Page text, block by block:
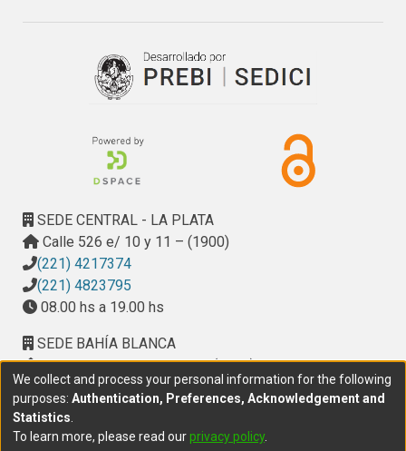
realidad y discurso que propicia la existencia del εἴδωλον,
estos conceptos se vuelven elementos centrales en la
argumentación de la protagonista. La defensa de Helena no
desagravio entonces culmina en su apoteosis y esta
permite al lector moderno apreciar la tragedia como un todo
SEDE CENTRAL - LA PLATA
Calle 526 e/ 10 y 11 – (1900)
(221) 4217374
(221) 4823795
08.00 hs a 19.00 hs
SEDE BAHÍA BLANCA
Calle Ciudad de Cali 320 – (8000). Universidad
Provincial del Sudoeste (UPSO)
(291) 459 2550, interno 147
10.00 h a 14.00 h
We collect and process your personal information for the following
purposes: Authentication, Preferences, Acknowledgement and
Statistics
To learn more, please read ourprivacy policy.